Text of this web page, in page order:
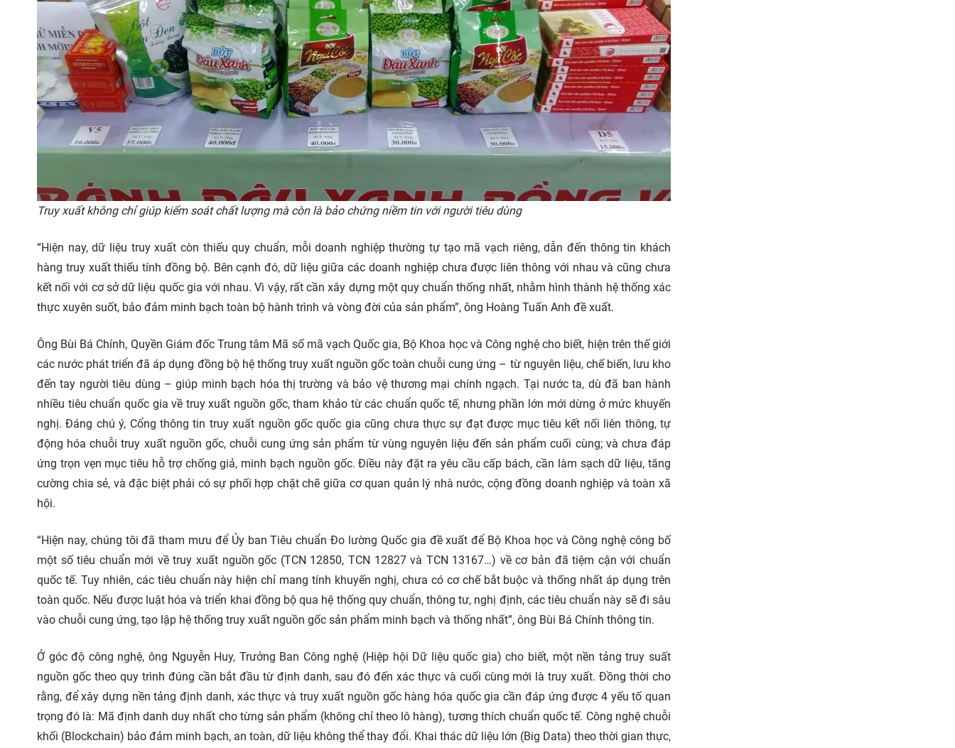
Truy xuất không chỉ giúp kiểm soát chất lượng mà còn là bảo chứng niềm tin với người tiêu dùng
“Hiện nay, dữ liệu truy xuất còn thiếu quy chuẩn, mỗi doanh nghiệp thường tự tạo mã vạch riêng, dẫn đến thông tin khách
hàng truy xuất thiếu tính đồng bộ. Bên cạnh đó, dữ liệu giữa các doanh nghiệp chưa được liên thông với nhau và cũng chưa
kết nối với cơ sở dữ liệu quốc gia với nhau. Vì vậy, rất cần xây dựng một quy chuẩn thống nhất, nhằm hình thành hệ thống xác
thực xuyên suốt, bảo đảm minh bạch toàn bộ hành trình và vòng đời của sản phẩm”, ông Hoàng Tuấn Anh đề xuất.
Ông Bùi Bá Chính, Quyền Giám đốc Trung tâm Mã số mã vạch Quốc gia, Bộ Khoa học và Công nghệ cho biết, hiện trên thế giới
các nước phát triển đã áp dụng đồng bộ hệ thống truy xuất nguồn gốc toàn chuỗi cung ứng – từ nguyên liệu, chế biến, lưu kho
đến tay người tiêu dùng – giúp minh bạch hóa thị trường và bảo vệ thương mại chính ngạch. Tại nước ta, dù đã ban hành
nhiều tiêu chuẩn quốc gia về truy xuất nguồn gốc, tham khảo từ các chuẩn quốc tế, nhưng phần lớn mới dừng ở mức khuyến
nghị. Đáng chú ý, Cổng thông tin truy xuất nguồn gốc quốc gia cũng chưa thực sự đạt được mục tiêu kết nối liên thông, tự
động hóa chuỗi truy xuất nguồn gốc, chuỗi cung ứng sản phẩm từ vùng nguyên liệu đến sản phẩm cuối cùng; và chưa đáp
ứng trọn vẹn mục tiêu hỗ trợ chống giả, minh bạch nguồn gốc. Điều này đặt ra yêu cầu cấp bách, cần làm sạch dữ liệu, tăng
cường chia sẻ, và đặc biệt phải có sự phối hợp chặt chẽ giữa cơ quan quản lý nhà nước, cộng đồng doanh nghiệp và toàn xã
hội.
“Hiện nay, chúng tôi đã tham mưu để Ủy ban Tiêu chuẩn Đo lường Quốc gia đề xuất để Bộ Khoa học và Công nghệ công bố
một số tiêu chuẩn mới về truy xuất nguồn gốc (TCN 12850, TCN 12827 và TCN 13167…) về cơ bản đã tiệm cận với chuẩn
quốc tế. Tuy nhiên, các tiêu chuẩn này hiện chỉ mang tính khuyến nghị, chưa có cơ chế bắt buộc và thống nhất áp dụng trên
toàn quốc. Nếu được luật hóa và triển khai đồng bộ qua hệ thống quy chuẩn, thông tư, nghị định, các tiêu chuẩn này sẽ đi sâu
vào chuỗi cung ứng, tạo lập hệ thống truy xuất nguồn gốc sản phẩm minh bạch và thống nhất”, ông Bùi Bá Chính thông tin.
Ở góc độ công nghệ, ông Nguyễn Huy, Trưởng Ban Công nghệ (Hiệp hội Dữ liệu quốc gia) cho biết, một nền tảng truy suất
nguồn gốc theo quy trình đúng cần bắt đầu từ định danh, sau đó đến xác thực và cuối cùng mới là truy xuất. Đồng thời cho
rằng, để xây dựng nền tảng định danh, xác thực và truy xuất nguồn gốc hàng hóa quốc gia cần đáp ứng được 4 yếu tố quan
trọng đó là: Mã định danh duy nhất cho từng sản phẩm (không chỉ theo lô hàng), tương thích chuẩn quốc tế. Công nghệ chuỗi
khối (Blockchain) bảo đảm minh bạch, an toàn, dữ liệu không thể thay đổi. Khai thác dữ liệu lớn (Big Data) theo thời gian thực,